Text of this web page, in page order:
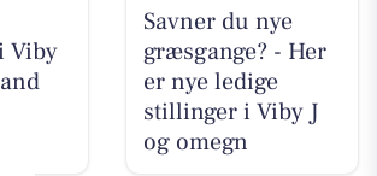
Viby
Savner du nye
græsgange? - Her
er nye ledige
stillinger i Viby J
og omegn